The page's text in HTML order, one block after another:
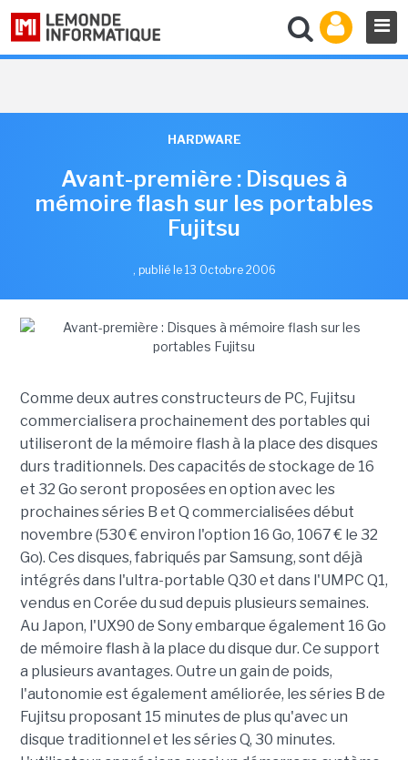
HARDWARE
Avant-première : Disques à
mémoire flash sur les portables
Fujitsu
, publié le 13 Octobre 2006
Comme deux autres constructeurs de PC, Fujitsu
commercialisera prochainement des portables qui
utiliseront de la mémoire flash à la place des disques
durs traditionnels. Des capacités de stockage de 16
et 32 Go seront proposées en option avec les
prochaines séries B et Q commercialisées début
novembre (530 € environ l'option 16 Go, 1067 € le 32
Go). Ces disques, fabriqués par Samsung, sont déjà
intégrés dans l'ultra-portable Q30 et dans l'UMPC Q1,
vendus en Corée du sud depuis plusieurs semaines.
Au Japon, l'UX90 de Sony embarque également 16 Go
de mémoire flash à la place du disque dur. Ce support
a plusieurs avantages. Outre un gain de poids,
l'autonomie est également améliorée, les séries B de
Fujitsu proposant 15 minutes de plus qu'avec un
disque traditionnel et les séries Q, 30 minutes.